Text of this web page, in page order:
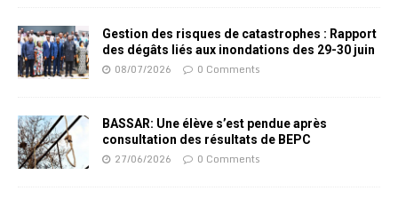
Gestion des risques de catastrophes : Rapport
des dégâts liés aux inondations des 29-30 juin
08/07/2026 0 Comments
BASSAR: Une élève s’est pendue après
consultation des résultats de BEPC
27/06/2026 0 Comments